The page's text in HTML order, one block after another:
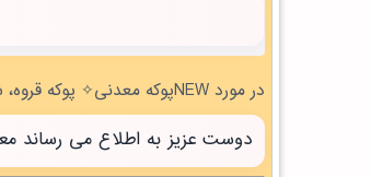
در مورد NEWپوکه معدنی✧ پوکه قروه، شب بندی ساختمان در ايلام | بروز رسانی شنبه, 17 مرداد 1405 چه می دانید؟
دوست عزیز به اطلاع می رساند معدن المهدی قروه سنندج با